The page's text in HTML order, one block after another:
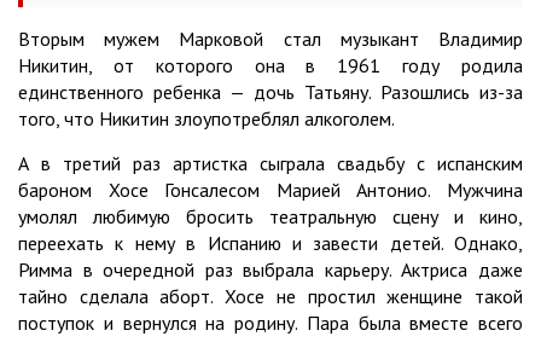
Вторым мужем Марковой стал музыкант Владимир
Никитин, от которого она в 1961 году родила
единственного ребенка — дочь Татьяну. Разошлись из-за
того, что Никитин злоупотреблял алкоголем.
А в третий раз артистка сыграла свадьбу с испанским
бароном Хосе Гонсалесом Марией Антонио. Мужчина
умолял любимую бросить театральную сцену и кино,
переехать к нему в Испанию и завести детей. Однако,
Римма в очередной раз выбрала карьеру. Актриса даже
тайно сделала аборт. Хосе не простил женщине такой
поступок и вернулся на родину. Пара была вместе всего